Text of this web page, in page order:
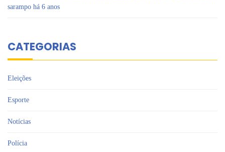
sarampo há 6 anos
CATEGORIAS
Eleições
Esporte
Notícias
Polícia